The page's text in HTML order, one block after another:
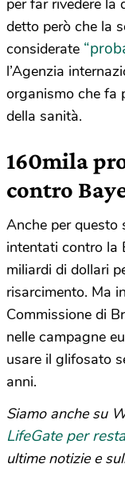
detto però che la
considerate
l’Agenzia
organismo che fa
della sanità.
160mila
contro
Anche per questo
intentati contro la
miliardi di dollari
risarcimento. Ma
Commissione di
nelle campagne
usare il glifosato
anni.
Siamo anche su
LifeGate per
ultime notizie e